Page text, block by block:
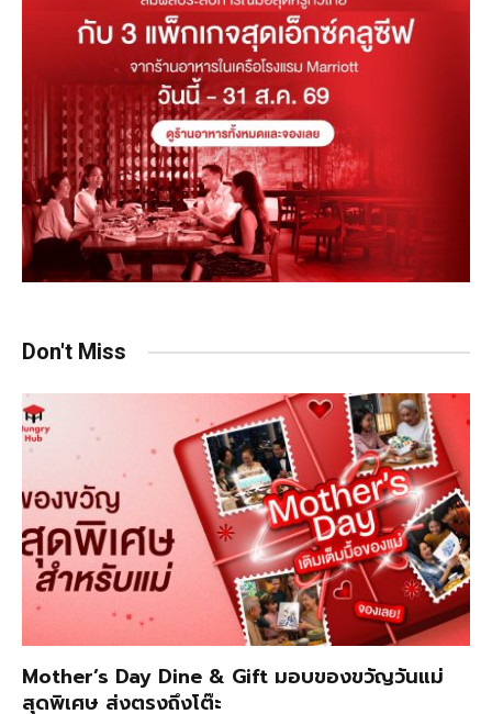
Don't Miss
Mother’s Day Dine & Gift มอบของขวัญวันแม่
สุดพิเศษ ส่งตรงถึงโต๊ะ